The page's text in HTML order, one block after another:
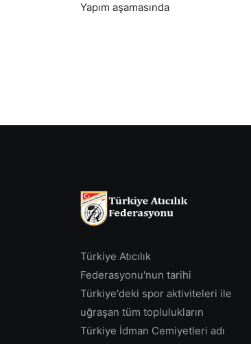
Yapım aşamasında
Türkiye Atıcılık
Federasyonu'nun tarihi
Türkiye'deki spor aktiviteleri ile
uğraşan tüm toplulukların
Türkiye İdman Cemiyetleri adı